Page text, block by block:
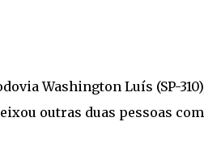
Washington Luís (SP-
outras duas pessoas com